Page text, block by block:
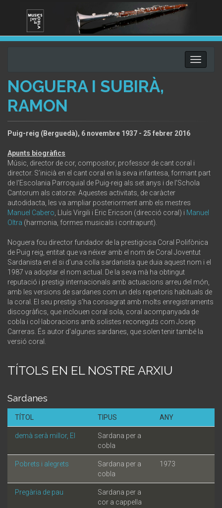
Toggle
NOGUERA I SUBIRÀ,
RAMON
Puig-reig (Berguedà), 6 novembre 1937 - 25 febrer 2016
Apunts biogràfics
Músic, director de cor, compositor, professor de cant coral i
director. S’inicià en el cant coral en la seva infantesa, formant part
de l'Escolania Parroquial de Puig-reig als set anys i de l'Schola
Cantorum als catorze. Aquestes activitats, de caràcter
autodidacta, les va ampliar posteriorment amb els mestres
Manuel Cabero , Lluís Virgili i Eric Ericson (direcció coral) i Manuel
Oltra (harmonia, formes musicals i contrapunt).
Noguera fou director fundador de la prestigiosa Coral Polifònica
de Puig reig, entitat que va néixer amb el nom de Coral Joventut
Sardanista en el si d’una colla sardanista que duia aquest nom i el
1987 va adoptar el nom actual. De la seva mà ha obtingut
reputació i prestigi internacionals amb actuacions arreu del món,
amb les versions de sardanes com un dels repertoris habituals de
la coral. El seu prestigi s'ha consagrat amb molts enregistraments
discogràfics, que inclouen coral sola, coral acompanyada de
cobla i col·laboracions amb solistes reconeguts com Josep
Carreras. És autor d’algunes sardanes, que solen tenir també la
versió coral.
TÍTOLS EN EL NOSTRE ARXIU
Sardanes
TÍTOL TIPUS ANY
demà serà millor, El
Sardana per a
cobla
Pobrets i alegrets
Sardana per a
cobla
1973
Pregària de pau
Sardana per a
cor a cappella